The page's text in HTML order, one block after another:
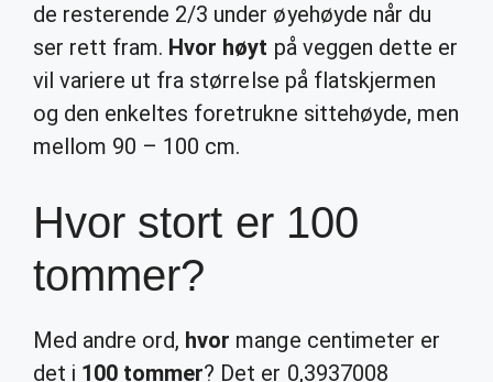
de resterende 2/3 under øyehøyde når du
ser rett fram. Hvor høyt på veggen dette er
vil variere ut fra størrelse på flatskjermen
og den enkeltes foretrukne sittehøyde, men
mellom 90 – 100 cm.
Hvor stort er 100
tommer?
Med andre ord, hvor mange centimeter er
det i 100 tommer? Det er 0,3937008